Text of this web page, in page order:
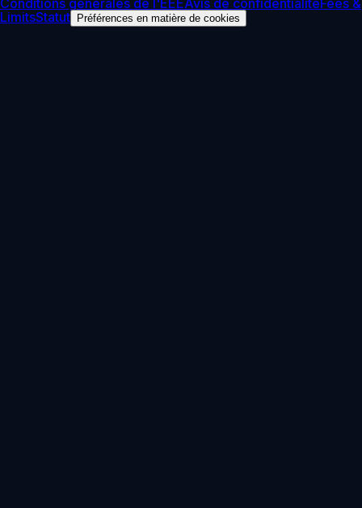
LimitsStatut Préférences en matière de cookies